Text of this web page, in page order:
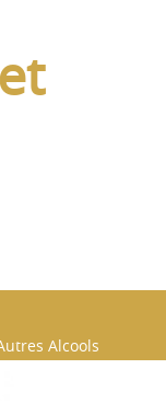
Alcools